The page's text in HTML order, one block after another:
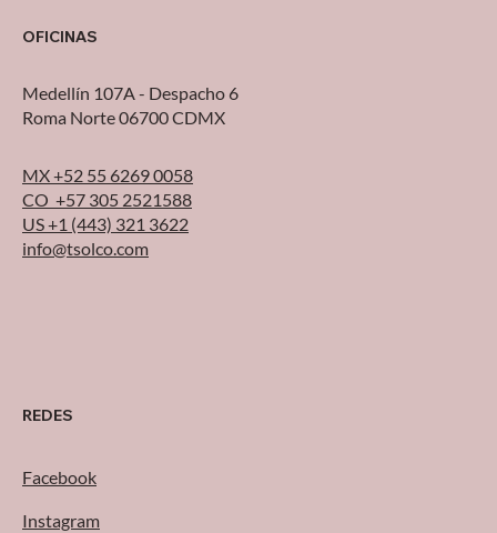
convertido en uno de los
cadena de suministro , ahí
se define la promesa al
respuesta y muchas veces,
la rentabilidad del
negocio. Sin embargo,
todavía es común
MX +52 55 6269 0058
CO +57 305 2521588
US +1 (443) 321 3622
info@tsolco.com
Medellín 107A - Despacho 6
Roma Norte 06700 CDMX
OFICINAS
REDES
Instagram
Facebook